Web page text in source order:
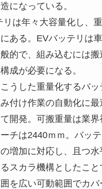
になっている。
リは年々大容量化し、
ある。EVバッテリは
的で、組み込むには搬
成が必要になる。
うした重量化するバ
付け作業の自動化に最
開発。可搬重量は業
チは2440ｍｍ。バッ
増加に対応し、且つ
スカラ機構としたこ
を広い可動範囲でカ